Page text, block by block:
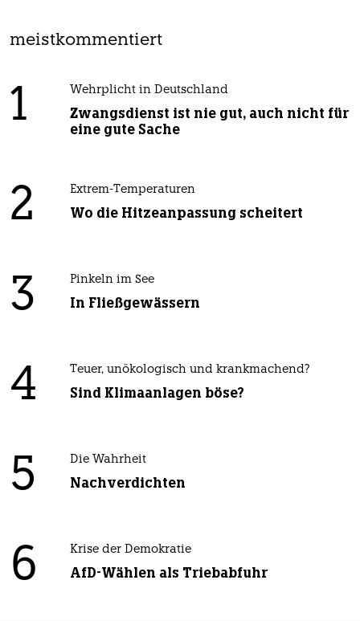
meistkommentiert
1 Wehrplicht in Deutschland
Zwangsdienst ist nie gut, auch nicht für
eine gute Sache
2 Extrem-Temperaturen
Wo die Hitzeanpassung scheitert
3 Pinkeln im See
In Fließgewässern
4 Teuer, unökologisch und krankmachend?
Sind Klimaanlagen böse?
5 Die Wahrheit
Nachverdichten
6 Krise der Demokratie
AfD-Wählen als Triebabfuhr